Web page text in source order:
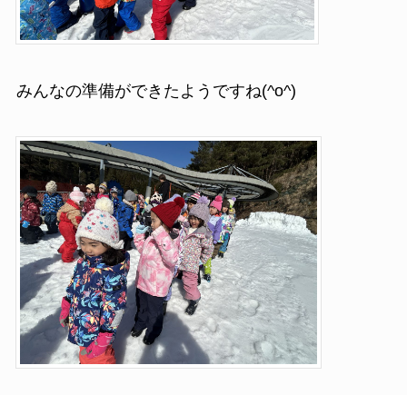
みんなの準備ができたようですね(^o^)